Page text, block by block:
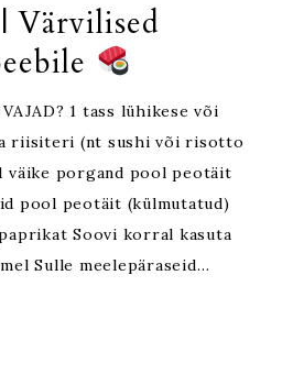
Värvilised
1 tass lühikese või
riisiteri (nt sushi või risotto
väike porgand pool peotäit
pool peotäit (külmutatud)
Soovi korral kasuta
Sulle meelepäraseid…